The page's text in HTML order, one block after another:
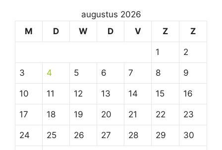
augustus 2026
M
D W D V Z Z
1 2
3 4 5 6 7 8 9
10 11 12 13 14 15 16
17 18 19 20 21 22 23
24 25 26 27 28 29 30